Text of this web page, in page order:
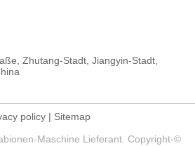
Zhutang-Stadt, Jiangyin-Stadt,
policy | Sitemap
Maschine Lieferant. Copyright-©